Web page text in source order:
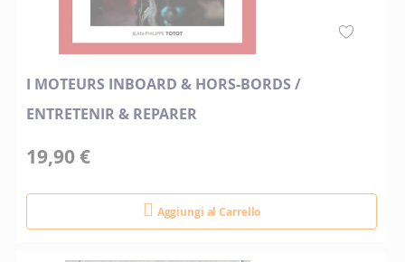
I MOTEURS INBOARD & HORS-BORDS /
ENTRETENIR & REPARER
19,90 €
Aggiungi al Carrello